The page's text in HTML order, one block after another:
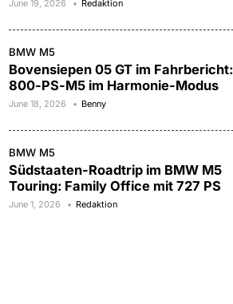
June 19, 2026 Redaktion
BMW M5
Bovensiepen 05 GT im Fahrbericht:
800-PS-M5 im Harmonie-Modus
June 18, 2026 Benny
BMW M5
Südstaaten-Roadtrip im BMW M5
Touring: Family Office mit 727 PS
June 1, 2026 Redaktion